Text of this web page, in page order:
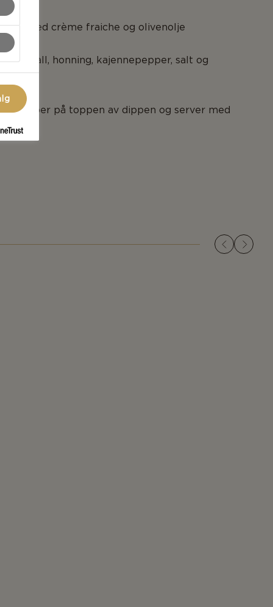
med crème fraiche og olivenolje
honning, kajennepepper, salt og
på toppen av dippen og server med